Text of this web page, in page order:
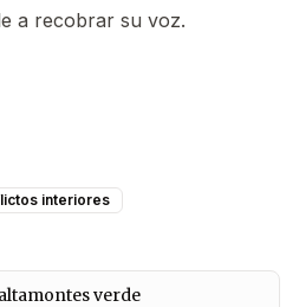
a recobrar su voz.
interiores
verde